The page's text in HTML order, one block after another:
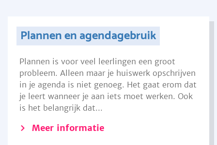
Plannen en agendagebruik
Plannen is voor veel leerlingen een groot
probleem. Alleen maar je huiswerk opschrijven
in je agenda is niet genoeg. Het gaat erom dat
je leert wanneer je aan iets moet werken. Ook
is het belangrijk dat...
Meer informatie